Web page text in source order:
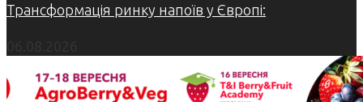
Трансформація ринку напоїв у Європі: